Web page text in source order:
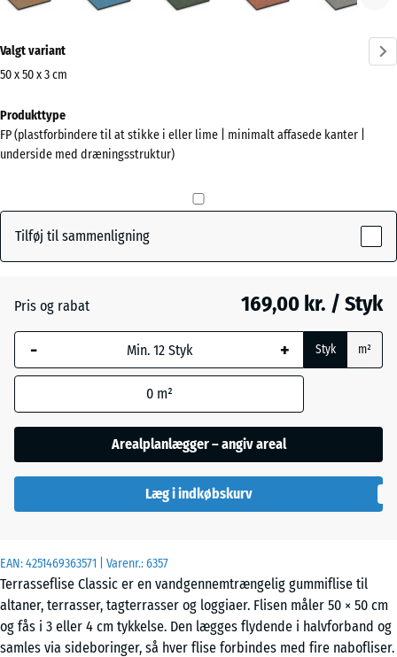
EAN:4251469363571 | Varenr.:6357
Terrasseflise Classic er en vandgennemtrængelig gummiflise til
altaner, terrasser, tagterrasser og loggiaer. Flisen måler 50 × 50 cm
og fås i 3 eller 4 cm tykkelse. Den lægges flydende i halvforband og
samles via sideboringer, så hver flise forbindes med fire nabofliser.
information
om
Vis
farvepalette
Engelsk
Lavendel
Mørkegrå
granit
Valgt variant
50 x 50 x 3 cm
til
forsendelse
500
Den valgte,
blåmarkerede
dimension
anvendes til
(medmindre andet
produktdataene).
x
x 3
cm
50
Produkttype
FP (plastforbindere til at stikke i eller lime | minimalt affasede kanter |
underside med dræningsstruktur)
Tilføj til sammenligning
Pris og rabat 169,00 kr. / Styk
- + Styk m²
0 m²
Arealplanlægger – angiv areal
Læg i indkøbskurv